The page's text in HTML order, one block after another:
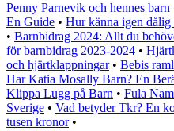
Penny Parnevik och hennes barn
En Guide • Hur känna igen
• Barnbidrag 2024: Allt du
för barnbidrag 2023-2024 •
och hjärtklappningar• Bebis
Har Katia Mosally Barn? En
Klippa Lugg på Barn • Fula
Sverige • Vad betyder Tkr? En
tusen kronor•